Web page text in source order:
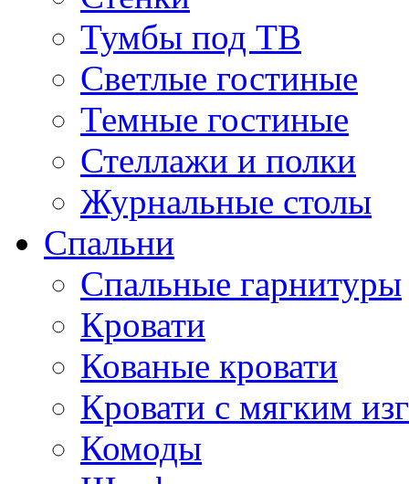
Тумбы под ТВ
Светлые гостиные
Темные гостиные
Стеллажи и полки
Журнальные столы
Спальни
Спальные гарнитуры
Кровати
Кованые кровати
Кровати с мягким
Комоды